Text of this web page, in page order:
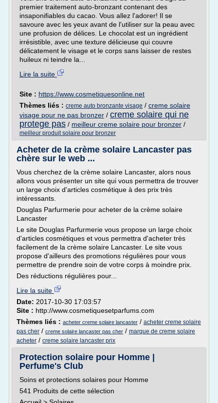
premier traitement auto-bronzant contenant des
insaponifiables du cacao. Vous allez l'adorer! Il se
savoure avec les yeux avant de l'utiliser sur la peau avec
une profusion de délices. Le chocolat est un ingrédient
irrésistible, avec une texture délicieuse qui couvre
délicatement le visage et le corps sans laisser de restes
huileux ni teindre la...
Lire la suite
Site : https://www.cosmetiquesonline.net
Thèmes liés : creme auto bronzante visage / creme solaire
visage pour ne pas bronzer / creme solaire qui ne
protege pas / meilleur creme solaire pour bronzer /
meilleur produit solaire pour bronzer
Acheter de la crème solaire Lancaster pas
chère sur le web ...
Vous cherchez de la crème solaire Lancaster, alors nous
allons vous présenter un site qui vous permettra de trouver
un large choix d'articles cosmétique à des prix très
intéressants.
Douglas Parfurmerie pour acheter de la crème solaire
Lancaster
Le site Douglas Parfurmerie vous propose un large choix
d'articles cosmétiques et vous permettra d'acheter très
facilement de la crème solaire Lancaster. Le site vous
propose d'ailleurs des promotions régulières pour vous
permettre de prendre soin de votre corps à moindre prix.
Des réductions régulières pour...
Lire la suite
Date: 2017-10-30 17:03:57
Site : http://www.cosmetiquesetparfums.com
Thèmes liés : acheter creme solaire lancaster / acheter creme solaire
pas cher / creme solaire lancaster pas cher / marque de creme solaire
acheter / creme solaire lancaster prix
Protection solaire pour Homme |
Perfume's Club
Soins et protections solaires pour Homme
541 Produits de cette sélection